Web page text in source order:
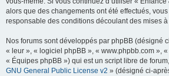
alors que des changements ont été effectués,
responsable des conditions découlant des mises
Nos forums sont développés par phpBB (désigné
« leur », « logiciel phpBB », « www.phpbb.com »,
« Équipes phpBB ») qui est un script libre de
GNU General Public License v2 » (désigné ci-